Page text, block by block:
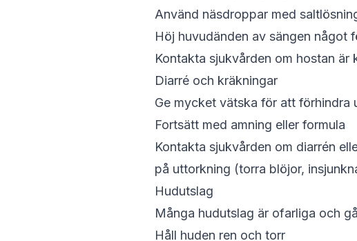
Använd näsdroppar med
Höj huvudänden av sängen något
Kontakta sjukvården om hostan
Diarré och kräkningar
Ge mycket vätska för att förhindra
Fortsätt med amning eller formula
Kontakta sjukvården om diarrén
på uttorkning (torra blöjor,
Hudutslag
Många hudutslag är ofarliga och
Håll huden ren och torr